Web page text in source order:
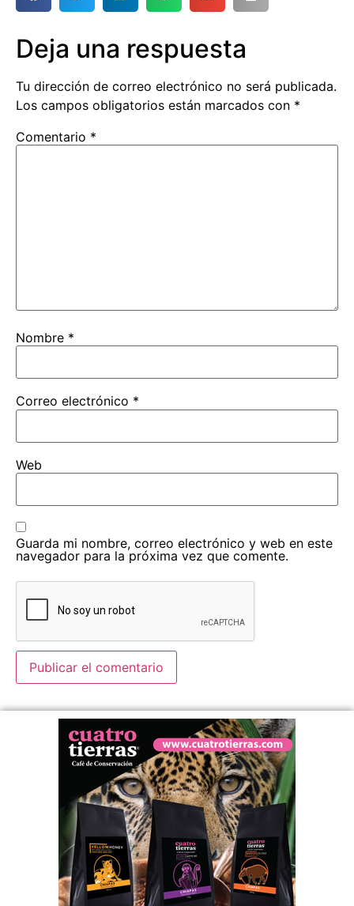
Deja una respuesta
Tu dirección de correo electrónico no será publicada.
Los campos obligatorios están marcados con *
Comentario *
Nombre *
Correo electrónico *
Web
Guarda mi nombre, correo electrónico y web en este
navegador para la próxima vez que comente.